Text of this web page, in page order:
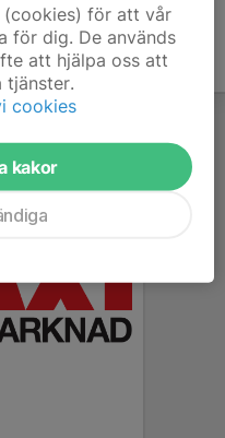
(cookies) för att vår
för dig. De används
att hjälpa oss att
tjänster.
cookies
kakor